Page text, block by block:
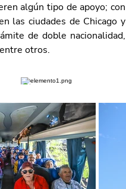
algún tipo de apoyo; con
las ciudades de Chicago y
de doble nacionalidad,
otros.